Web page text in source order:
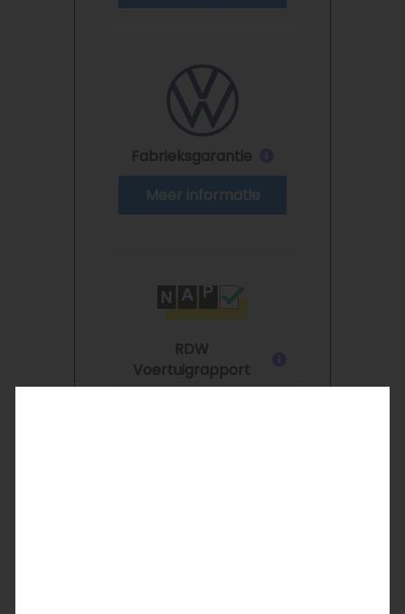
Fabrieksgarantie
Meer informatie
RDW
Voertuigrapport